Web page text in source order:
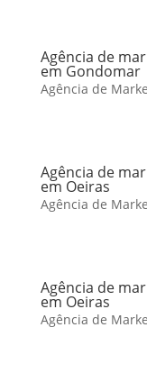
Agência de
em Gondomar
Agência de
Agência de
em Oeiras
Agência de
Agência de
em Oeiras
Agência de